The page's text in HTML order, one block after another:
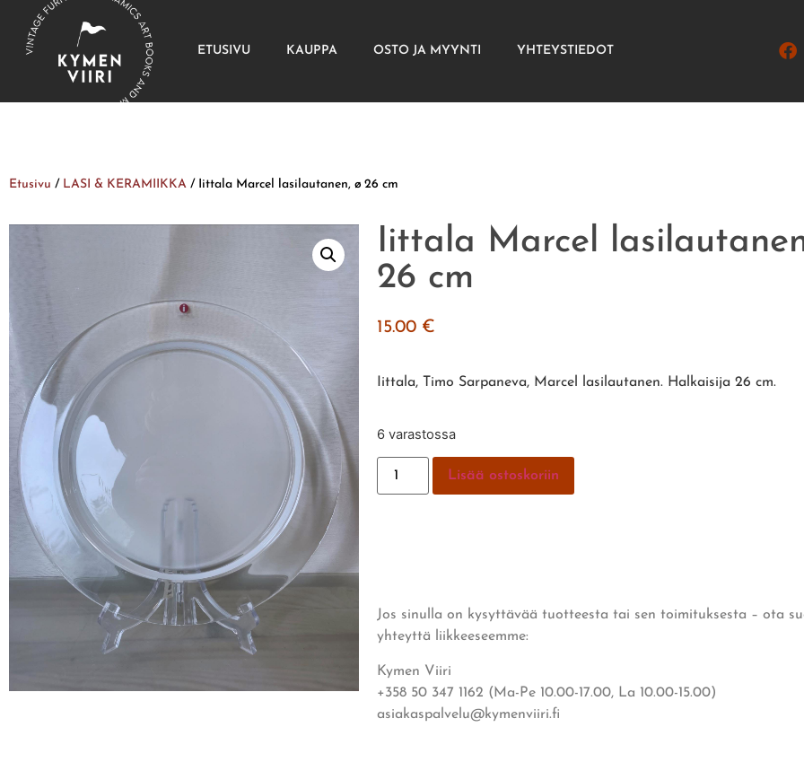
ETUSIVU KAUPPA OSTO JA MYYNTI YHTEYSTIEDOT
Etusivu / LASI & KERAMIIKKA / Iittala Marcel lasilautanen, ø 26 cm
Iittala Marcel
26 cm
15.00 €
Iittala, Timo Sarpaneva, Marcel lasilautanen. Halkaisija 26 cm.
6 varastossa
Lisää ostoskoriin
Jos sinulla on kysyttävää tuotteesta tai sen toimituksesta – ota
yhteyttä liikkeeseemme:
Kymen Viiri
+358 50 347 1162 (Ma-Pe 10.00-17.00, La 10.00-15.00)
asiakaspalvelu@kymenviiri.fi